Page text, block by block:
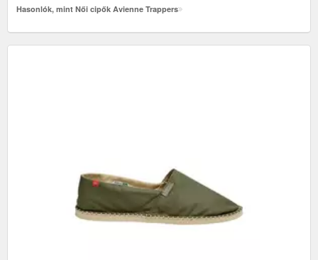
Hasonlók, mint Női cipők Avienne Trappers